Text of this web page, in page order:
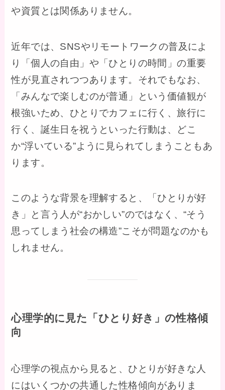
や資質とは関係ありません。
近年では、SNSやリモートワークの普及によ
り「個人の自由」や「ひとりの時間」の重要
性が見直されつつあります。それでもなお、
「みんなで楽しむのが普通」という価値観が
根強いため、ひとりでカフェに行く、旅行に
行く、誕生日を祝うといった行動は、どこ
か“浮いている”ように見られてしまうこともあ
ります。
このような背景を理解すると、「ひとりが好
き」と言う人が“おかしい”のではなく、“そう
思ってしまう社会の構造”こそが問題なのかも
しれません。
心理学的に見た「ひとり好き」の性格傾
向
心理学の視点から見ると、ひとりが好きな人
にはいくつかの共通した性格傾向がありま